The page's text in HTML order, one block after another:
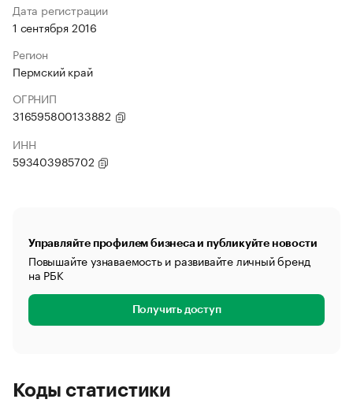
Дата регистрации
1 сентября 2016
Регион
Пермский край
ОГРНИП
316595800133882
ИНН
593403985702
Управляйте профилем бизнеса и публикуйте новости
Повышайте узнаваемость и развивайте личный бренд
на РБК
Получить доступ
Коды статистики